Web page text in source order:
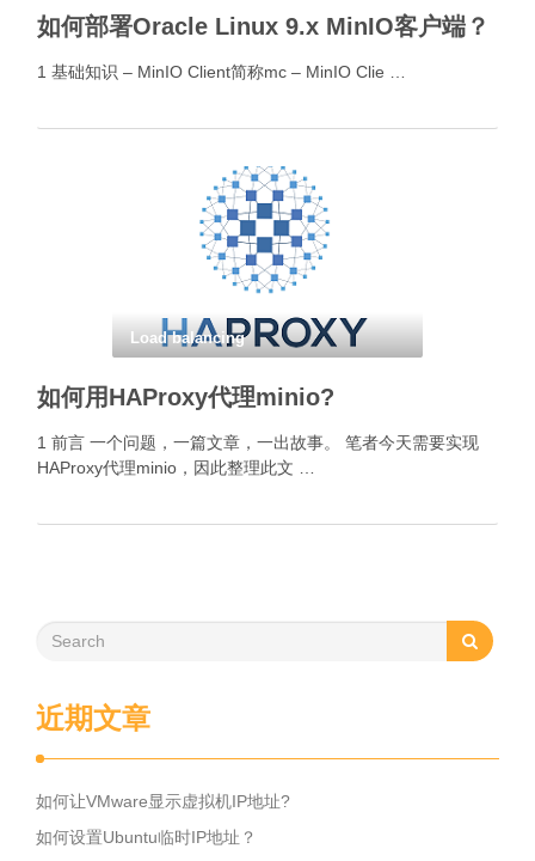
如何部署Oracle Linux 9.x MinIO客户端？
1 基础知识 – MinIO Client简称mc – MinIO Clie …
Load balancing
如何用HAProxy代理minio?
1 前言 一个问题，一篇文章，一出故事。 笔者今天需要实现
HAProxy代理minio，因此整理此文 …
近期文章
如何让VMware显示虚拟机IP地址?
如何设置Ubuntu临时IP地址？